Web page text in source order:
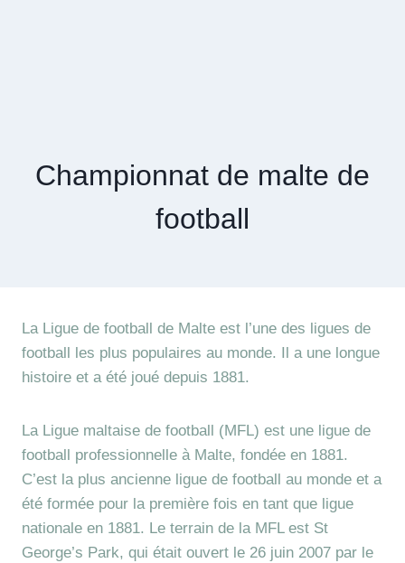
Championnat de malte de
football
La Ligue de football de Malte est l’une des ligues de
football les plus populaires au monde. Il a une longue
histoire et a été joué depuis 1881.
La Ligue maltaise de football (MFL) est une ligue de
football professionnelle à Malte, fondée en 1881.
C’est la plus ancienne ligue de football au monde et a
été formée pour la première fois en tant que ligue
nationale en 1881. Le terrain de la MFL est St
George’s Park, qui était ouvert le 26 juin 2007 par le